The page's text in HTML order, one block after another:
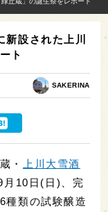
設された上川
ト
SAKERINA
・
上川大雪酒
月10日(日)、完
種類の試験醸造